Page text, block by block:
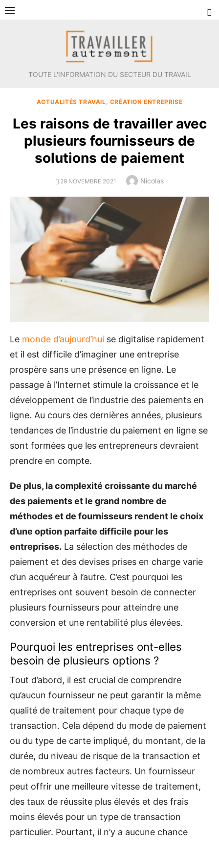
Aller
TOUTE L'INFORMATION DU SECTEUR DU TRAVAIL
ACTUALITÉS TRAVAIL CRÉATION ENTREPRISE
Les raisons de travailler avec
plusieurs fournisseurs de
solutions de paiement
POSTED
29 NOVEMBRE 2021 Author
Nicolas
Le monde d’aujourd’hui se digitalise rapidement
et il est difficile d’imaginer une entreprise
prospère sans une présence en ligne. Le
passage à l’Internet stimule la croissance et le
développement de l’industrie des paiements en
ligne. Au cours des dernières années, plusieurs
tendances de l’industrie du paiement en ligne se
sont formées que les entrepreneurs devraient
prendre en compte.
De plus, la complexité croissante du marché
des paiements et le grand nombre de
méthodes et de fournisseurs rendent le choix
d’une option parfaite difficile pour les
entreprises. La sélection des méthodes de
paiement et des devises prises en charge varie
d’un acquéreur à l’autre. C’est pourquoi les
entreprises ont souvent besoin de connecter
plusieurs fournisseurs pour atteindre une
conversion et une rentabilité plus élevées.
Pourquoi les entreprises ont-elles
besoin de plusieurs options ?
Tout d’abord, il est crucial de comprendre
qu’aucun fournisseur ne peut garantir la même
qualité de traitement pour chaque type de
transaction. Cela dépend du mode de paiement
ou du type de carte impliqué, du montant, de la
durée, du niveau de risque de la transaction et
de nombreux autres facteurs. Un fournisseur
peut offrir une meilleure vitesse de traitement,
des taux de réussite plus élevés et des frais
moins élevés pour un type de transaction
particulier. Pourtant, il n’y a aucune chance